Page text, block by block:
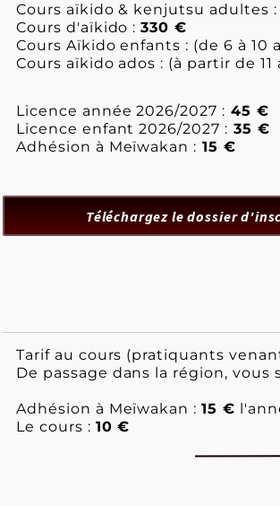
Cours aïkido & kenjutsu adultes :
Cours d'aïkido :330 €
Cours Aïkido enfants : (de 6 à 10
Cours aïkido ados : (à partir de 11
Licence année 2026/2027 : 45 €
Licence enfant 2026/2027 : 35 €
Adhésion à Meïwakan : 15 €
Téléchargez le dossier
Tarif au cours (pratiquants
De passage dans la région,
Adhésion à Meïwakan :15 €
Le cours : 10 €